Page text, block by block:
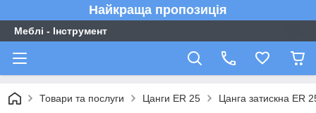
Найкраща пропозиція
Меблі - Інструмент
Товари та послуги Цанги ER 25 Цанга затискна ER